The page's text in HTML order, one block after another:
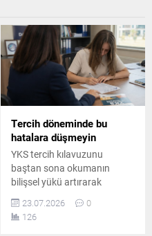
Tercih döneminde bu
hatalara düşmeyin
YKS tercih kılavuzunu
baştan sona okumanın
bilişsel yükü artırarak
kaygıya yol açtığını belirten
uzmanlar, adayların hedefe
yönelik bölümlere
23.07.2026
0
126